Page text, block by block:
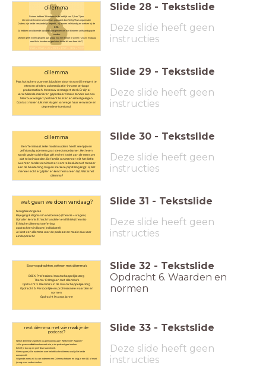
dilemma
Ouders hebben 3 kinderen in de leeftijd van 2,5 en 7 jaar.
Alle drie de kinderen zijn uit huis geplaatst door Veilig Thuis organisatie
Ouders zijn beide verstandelijk beperkt , zij wonen zelfstandig en werken bij de
DZB.
Zij hebben onvoldoende opvoedvaardigheden om hun kinderen zelfstandig op te
voeden.
Moeder geeft in een gesprek aan graag nog een kindje te willen (“zij wil er graag
een thuis houden en gaat door totdat dit een keer lukt”)
Slide 28 - Tekstslide
Deze slide heeft geen
instructies
dilemma
Psychotische vrouw met bipolaire stoornis van 45 weigert te
eten en drinken, ook medicatie-inname verloopt
problematisch. Mevrouw vermagert sterk. Er zijn al
verschillende manieren geprobeerd maar zonder succes.
Mevrouw weigert pertinent te eten en is bed gelegen.
Contact maken lukt met vlagen vanwege haar verwarde en
depressieve toestand.
Slide 29 - Tekstslide
Deze slide heeft geen
instructies
dilemma
Een Terminaal zieke moslim oudere heeft veel pijn en
zelfstandig ademen gaat steeds moeizamer. Het leven
wordt gezien als heilige gift en het is niet aan de mens om
dat te beïnvloeden. De familie van meneer wilt het liefst
wachten totdat een imam er is om te besluiten of meneer
aan de beademing mag en sterkere pijnstilling krijgt. Jij ziet
meneer echt erg lijden en kent hem al een tijd. Wat is het
dilemma?
Slide 30 - Tekstslide
Deze slide heeft geen
instructies
wat gaan we doen vandaag?
terugblik vorige les
Bejeging & stigma's in ons beroep ( theorie + vragen)
Ophalen kennis Ethisch handelen en Ethiek ( theorie)
Ethische dilemma's oefening
opdrachten in Boom ( individueel)
Je kiest een dilemma voor de podcast en maakt duo voor
eindopdracht
Slide 31 - Tekstslide
Deze slide heeft geen
instructies
Boom opdrachten, oefenen met dilemma's
BOEK: Professional maatschappelijke zorg
Thema 10 Omgaan met dilemma’s
Opdracht 3. Dilemma’s in de maatschappelijke zorg
Opdracht 5. Persoonlijke en professionele waarden en
normen
Opdracht 9 casus Janne
Slide 32 - Tekstslide
Opdracht 6. Waarden en
normen
next dilemma: met wie maak je de
podcast?
Welke dilemma’s spreken jou persoonlijk aan? Welke niet? Waarom?
Jullie gaan nu duo'smaken met wie je de podcast gaat maken.
Schrijf je duo op en geef deze aan Anoek.
Hierna gaan jullie nadenken over het ethische dilemma wat jullie beide
aanspreekt.
Volgende week wil ik van iedereen een Dilemma hebben en krijg je een GO of moet
je nog even verder zoeken.
Slide 33 - Tekstslide
Deze slide heeft geen
instructies